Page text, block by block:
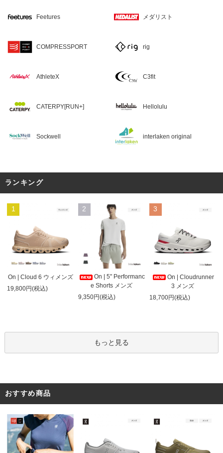
Feetures メダリスト
COMPRESSPORT rig
AthleteX C3fit
CATERPY[RUN+] Hellolulu
Sockwell interlaken original
ランキング
1
On | Cloud 6 ウィメンズ
19,800円(税込)
2
On | 5" Performanc
e Shorts メンズ
9,350円(税込)
3
On | Cloudrunner
3 メンズ
18,700円(税込)
もっと見る
おすすめ商品